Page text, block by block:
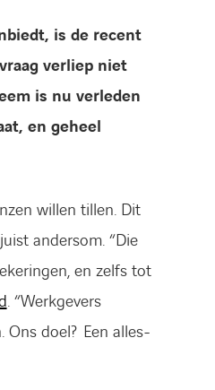
is de recent
verliep niet
is nu verleden
en geheel
willen tillen. Dit
andersom. “Die
en zelfs tot
. “Werkgevers
doel? Een alles-